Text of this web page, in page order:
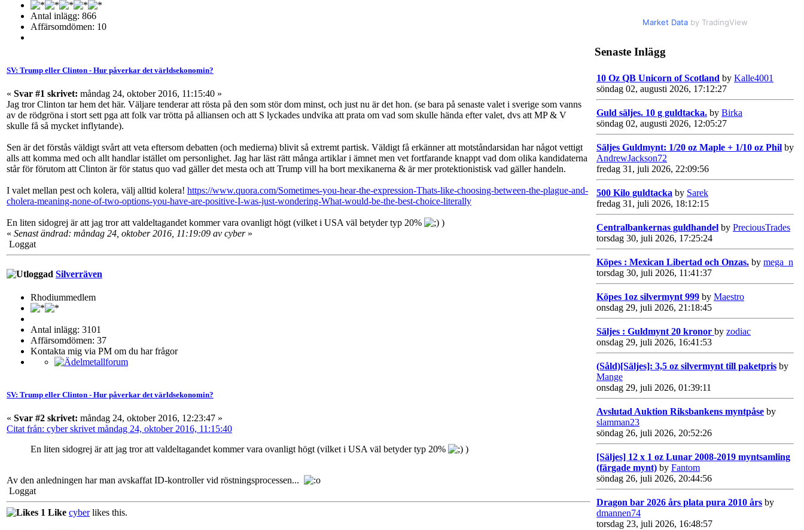
Antal inlägg: 866
Affärsomdömen: 10
SV: Trump eller Clinton - Hur påverkar det världsekonomin?
« Svar #1 skrivet: måndag 24, oktober 2016, 11:15:40 »
Jag tror Clinton tar hem det här. Väljare tenderar att rösta på den som stör dom minst, och just nu är det hon. (se bara på senaste valet i sverige som vanns
av de rödgröna i stort sett pga att folk var trötta på alliansen och att S lyckades undvika att prata om vad som skulle hända efter valet, dvs att MP & V
skulle få så mycket inflytande).
Sen är det förstås väldigt svårt att veta eftersom debatten (och medierna) blivit så extremt partisk. Väldigt få erkänner att motståndarsidan har något vettigt
alls att komma med och allt handlar istället om personlighet. Jag har läst rätt många artiklar i ämnet men vet fortfarande knappt vad dom olika kandidaterna
står för förutom att Clinton är för status quo vad gäller det mesta och att Trump vill ha bort mexikanerna & är mer protektionistisk vad gäller handeln.
I valet mellan pest och kolera, välj alltid kolera! https://www.quora.com/Sometimes-you-hear-the-expression-Thats-like-choosing-between-the-plague-and-
cholera-meaning-none-of-two-options-you-have-are-positive-I-was-just-wondering-What-would-be-the-best-choice-literally
En liten sidogrej är att jag tror att valdeltagandet kommer vara ovanligt högt (vilket i USA väl betyder typ 20%
)
« Senast ändrad: måndag 24, oktober 2016, 11:19:09 av cyber»
Loggat
Silverräven
Rhodiummedlem
Antal inlägg: 3101
Affärsomdömen: 37
Kontakta mig via PM om du har frågor
SV: Trump eller Clinton - Hur påverkar det världsekonomin?
« Svar #2 skrivet: måndag 24, oktober 2016, 12:23:47 »
Citat från: cyber skrivet måndag 24, oktober 2016, 11:15:40
En liten sidogrej är att jag tror att valdeltagandet kommer vara ovanligt högt (vilket i USA väl betyder typ 20%
)
Av den anledningen har man avskaffat ID-kontroller vid röstningsprocessen...
Loggat
1 Like cyberlikes this.
Market Data by TradingView
Senaste Inlägg
10 Oz QB Unicorn of Scotland by Kalle4001
söndag 02, augusti 2026, 17:12:27
Guld säljes. 10 g guldtacka. by Birka
söndag 02, augusti 2026, 12:05:27
Säljes Guldmynt: 1/20 oz Maple + 1/10 oz Phil by
AndrewJackson72
fredag 31, juli 2026, 22:09:56
500 Kilo guldtacka by Sarek
fredag 31, juli 2026, 18:12:15
Centralbankernas guldhandel by PreciousTrades
torsdag 30, juli 2026, 17:25:24
Köpes : Mexican Libertad och Onzas. by mega_n
torsdag 30, juli 2026, 11:41:37
Köpes 1oz silvermynt 999 by Maestro
onsdag 29, juli 2026, 21:18:45
Säljes : Guldmynt 20 kronor by zodiac
onsdag 29, juli 2026, 16:41:53
(Såld)[Säljes]: 3,5 oz silvermynt till paketpris by
Mange
onsdag 29, juli 2026, 01:39:11
Avslutad Auktion Riksbankens myntpåse by
slamman23
söndag 26, juli 2026, 20:52:26
[Säljes] 12 x 1 oz Lunar 2008-2019 myntsamling
(färgade mynt) by Fantom
söndag 26, juli 2026, 20:44:56
Dragon bar 2026 års plata pura 2010 års by
dmannen74
torsdag 23, juli 2026, 16:48:57